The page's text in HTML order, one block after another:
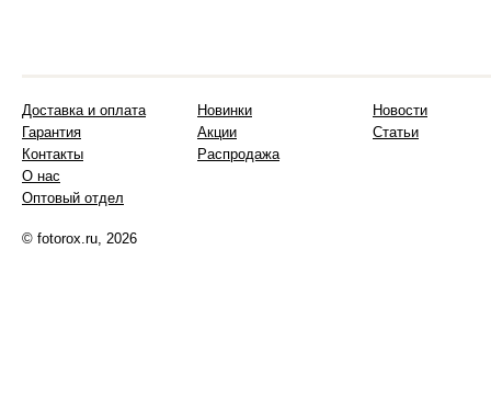
Доставка и оплата
Гарантия
Контакты
О нас
Оптовый отдел
Новинки
Акции
Распродажа
Новости
Статьи
© fotorox.ru, 2026